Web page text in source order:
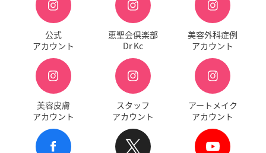
公式
アカウント
恵聖会倶楽部
Dr Kc
美容外科症例
アカウント
美容皮膚
アカウント
スタッフ
アカウント
アートメイク
アカウント